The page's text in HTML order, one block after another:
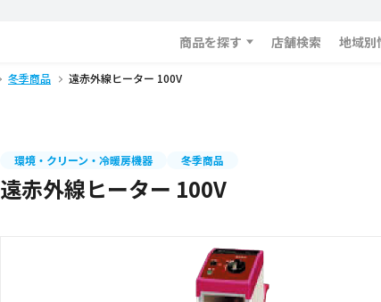
商品を探す 店舗検索 地域別
冬季商品 遠赤外線ヒーター 100V
環境・クリーン・冷暖房機器 冬季商品
遠赤外線ヒーター 100V